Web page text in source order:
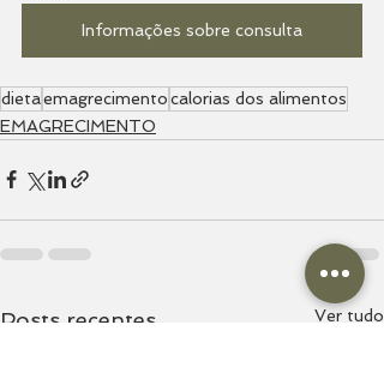
Informações sobre consulta
dietaemagrecimentocalorias dos alimentos
EMAGRECIMENTO
Posts recentes Ver tudo